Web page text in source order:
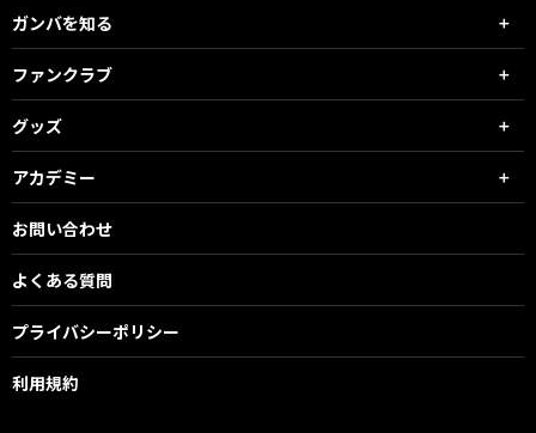
ガンバを知る
ファンクラブ
グッズ
アカデミー
お問い合わせ
よくある質問
プライバシーポリシー
利用規約